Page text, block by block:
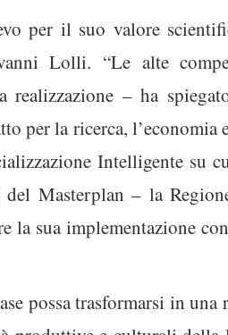
per il suo valore
Lolli. “Le alte
realizzazione – ha
per la ricerca, l’economia
Intelligente su
Masterplan – la
la sua implementazione
possa trasformarsi in